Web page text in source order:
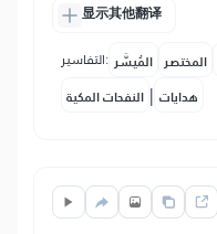
显示其他翻译
التفاسير: المُيسَّر المختصر
النفحات المكية | هدايات